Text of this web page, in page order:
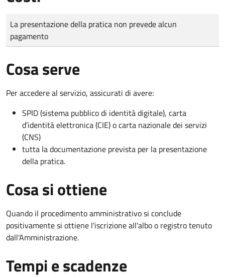
Tipo di pagamento
Importo
La presentazione della pratica non prevede alcun
pagamento
Cosa serve
Per accedere al servizio, assicurati di avere:
SPID (sistema pubblico di identità digitale), carta
d’identità elettronica (CIE) o carta nazionale dei servizi
(CNS)
tutta la documentazione prevista per la presentazione
della pratica.
Cosa si ottiene
Quando il procedimento amministrativo si conclude
positivamente si ottiene l'iscrizione all'albo o registro tenuto
dall'Amministrazione.
Tempi e scadenze